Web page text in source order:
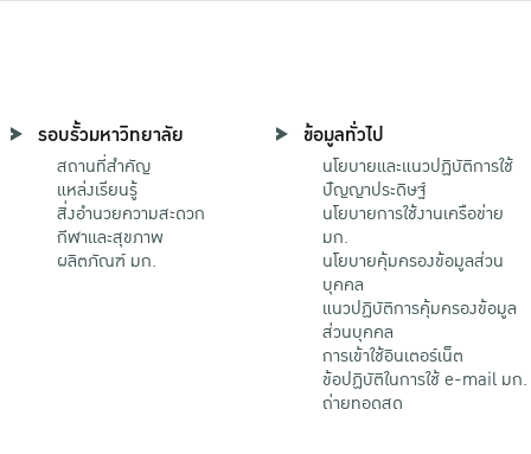
รอบรั้วมหาวิทยาลัย
สถานที่สำคัญ
แหล่งเรียนรู้
สิ่งอำนวยความสะดวก
กีฬาและสุขภาพ
ผลิตภัณฑ์ มก.
ข้อมูลทั่วไป
นโยบายและแนวปฏิบัติการใช้
ปัญญาประดิษฐ์
นโยบายการใช้งานเครือข่าย
มก.
นโยบายคุ้มครองข้อมูลส่วน
บุคคล
แนวปฏิบัติการคุ้มครองข้อมูล
ส่วนบุคคล
การเข้าใช้อินเตอร์เน็ต
ข้อปฏิบัติในการใช้ e-mail มก.
ถ่ายทอดสด